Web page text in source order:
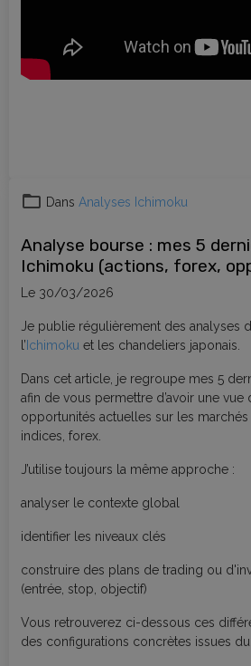
Dans Analyses Ichimoku
Analyse bourse : mes 5
Ichimoku (actions, forex,
Le 30/03/2026
Je publie régulièrement des analyses
l’Ichimoku et les chandeliers japonais.
Dans cet article, je regroupe mes 5
afin de vous permettre d’avoir une vue
opportunités actuelles sur les marchés
indices, forex.
J’utilise toujours la même approche :
analyser le contexte global
identifier les niveaux clés
construire des plans de trading ou
(entrée, stop, objectif)
Vous retrouverez ci-dessous ces
des configurations concrètes issues du